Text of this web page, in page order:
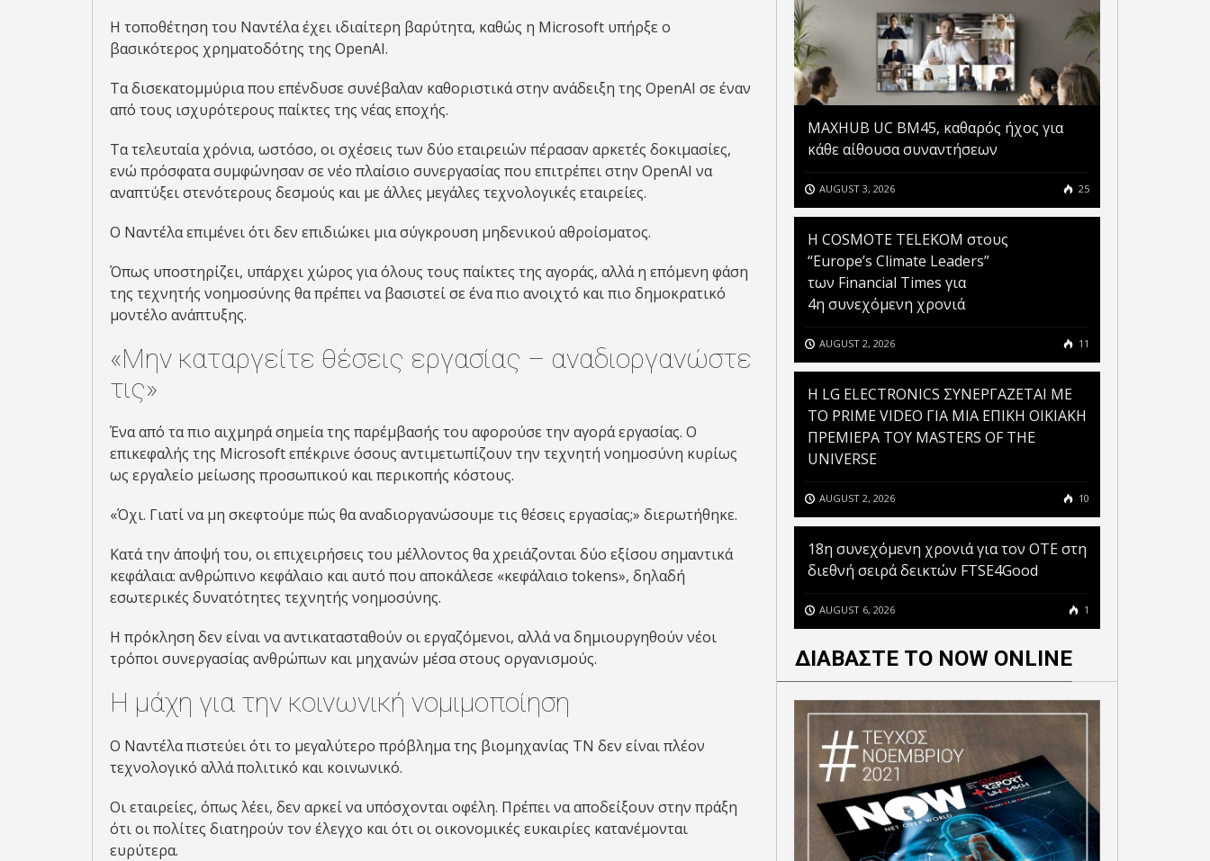
Η τοποθέτηση του Ναντέλα έχει ιδιαίτερη βαρύτητα, καθώς η Microsoft υπήρξε ο
βασικότερος χρηματοδότης της OpenAI.
Τα δισεκατομμύρια που επένδυσε συνέβαλαν καθοριστικά στην ανάδειξη της OpenAI σε έναν
από τους ισχυρότερους παίκτες της νέας εποχής.
Τα τελευταία χρόνια, ωστόσο, οι σχέσεις των δύο εταιρειών πέρασαν αρκετές δοκιμασίες,
ενώ πρόσφατα συμφώνησαν σε νέο πλαίσιο συνεργασίας που επιτρέπει στην OpenAI να
αναπτύξει στενότερους δεσμούς και με άλλες μεγάλες τεχνολογικές εταιρείες.
Ο Ναντέλα επιμένει ότι δεν επιδιώκει μια σύγκρουση μηδενικού αθροίσματος.
Όπως υποστηρίζει, υπάρχει χώρος για όλους τους παίκτες της αγοράς, αλλά η επόμενη φάση
της τεχνητής νοημοσύνης θα πρέπει να βασιστεί σε ένα πιο ανοιχτό και πιο δημοκρατικό
μοντέλο ανάπτυξης.
«Μην καταργείτε θέσεις εργασίας – αναδιοργανώστε
τις»
Ένα από τα πιο αιχμηρά σημεία της παρέμβασής του αφορούσε την αγορά εργασίας. Ο
επικεφαλής της Microsoft επέκρινε όσους αντιμετωπίζουν την τεχνητή νοημοσύνη κυρίως
ως εργαλείο μείωσης προσωπικού και περικοπής κόστους.
«Όχι. Γιατί να μη σκεφτούμε πώς θα αναδιοργανώσουμε τις θέσεις εργασίας;» διερωτήθηκε.
Κατά την άποψή του, οι επιχειρήσεις του μέλλοντος θα χρειάζονται δύο εξίσου σημαντικά
κεφάλαια: ανθρώπινο κεφάλαιο και αυτό που αποκάλεσε «κεφάλαιο tokens», δηλαδή
εσωτερικές δυνατότητες τεχνητής νοημοσύνης.
Η πρόκληση δεν είναι να αντικατασταθούν οι εργαζόμενοι, αλλά να δημιουργηθούν νέοι
τρόποι συνεργασίας ανθρώπων και μηχανών μέσα στους οργανισμούς.
Η μάχη για την κοινωνική νομιμοποίηση
Ο Ναντέλα πιστεύει ότι το μεγαλύτερο πρόβλημα της βιομηχανίας ΤΝ δεν είναι πλέον
τεχνολογικό αλλά πολιτικό και κοινωνικό.
Οι εταιρείες, όπως λέει, δεν αρκεί να υπόσχονται οφέλη. Πρέπει να αποδείξουν στην πράξη
ότι οι πολίτες διατηρούν τον έλεγχο και ότι οι οικονομικές ευκαιρίες κατανέμονται
ευρύτερα.
MAXHUB UC BM45, καθαρός ήχος για
κάθε αίθουσα συναντήσεων
AUGUST 3, 2026 25
Η COSMOTE TELEKOM στους
“Europe’s Climate Leaders”
των Financial Times για
4η συνεχόμενη χρονιά
AUGUST 2, 2026 11
H LG ELECTRONICS ΣΥΝΕΡΓΑΖΕΤΑΙ ΜΕ
ΤΟ PRIME VIDEO ΓΙΑ ΜΙΑ ΕΠΙΚΗ ΟΙΚΙΑΚΗ
ΠΡΕΜΙΕΡΑ ΤΟΥ MASTERS OF THE
UNIVERSE
AUGUST 2, 2026 10
18η συνεχόμενη χρονιά για τον ΟΤΕ στη
διεθνή σειρά δεικτών FTSE4Good
AUGUST 6, 2026 1
ΔΙΑΒΑΣΤΕ ΤΟ NOW ONLINE